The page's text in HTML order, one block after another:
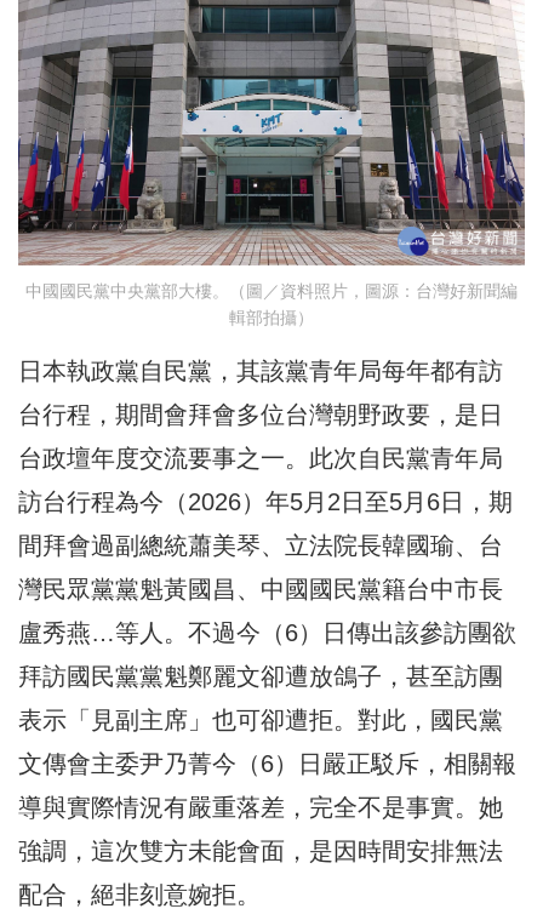
中國國民黨中央黨部大樓。（圖／資料照片，圖源：台灣好新聞編
輯部拍攝）
日本執政黨自民黨，其該黨青年局每年都有訪
台行程，期間會拜會多位台灣朝野政要，是日
台政壇年度交流要事之一。此次自民黨青年局
訪台行程為今（2026）年5月2日至5月6日，期
間拜會過副總統蕭美琴、立法院長韓國瑜、台
灣民眾黨黨魁黃國昌、中國國民黨籍台中市長
盧秀燕…等人。不過今（6）日傳出該參訪團欲
拜訪國民黨黨魁鄭麗文卻遭放鴿子，甚至訪團
表示「見副主席」也可卻遭拒。對此，國民黨
文傳會主委尹乃菁今（6）日嚴正駁斥，相關報
導與實際情況有嚴重落差，完全不是事實。她
強調，這次雙方未能會面，是因時間安排無法
配合，絕非刻意婉拒。